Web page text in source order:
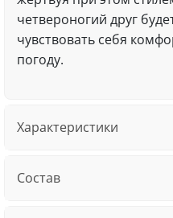
четвероногий друг
чувствовать себя
погоду.
Характеристики
Состав